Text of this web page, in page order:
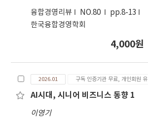
융합경영리뷰 NO.80
pp.8-13
한국융합경영학회
4,000원
2026.01 구독 인증기관 무료, 개인회원
AI시대, 시니어 비즈니스 동향 1
이영기